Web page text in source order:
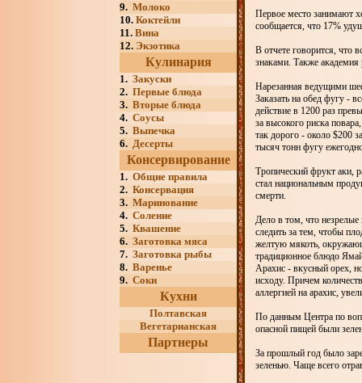
9. Молоко
10. Коктейли
11. Вина
12. Экзотика
Кулинария
1. Закуски
2. Первые блюда
3. Вторые блюда
4. Соусы
5. Выпечка
6. Десерты
Консервирование
1. Общие правила
2. Консервация
3. Маринование
4. Соление
5. Квашение
6. Заготовка мяса
7. Заготовка рыбы
8. Варенье
9. Соки
Кухни
Полтавская
Вегетарианская
Партнеры
Первое место занимают
сообщается, что 17%
В отчете говорится, что
знаками. Также
Нарезанная ведущими
Заказать на обед фугу -
действие в 1200 раз
за высокого риска
так дорого - около $200
тысяч тонн фугу
Тропический фрукт аки,
стал национальным
смерти.
Дело в том, что
следить за тем, чтобы
желтую мякоть,
традиционное блюдо
Арахис - вкусный орех,
исходу. Причем
аллергией на арахис,
По данным Центра по
опасной пищей были
За прошлый год было
зеленью. Чаще всего